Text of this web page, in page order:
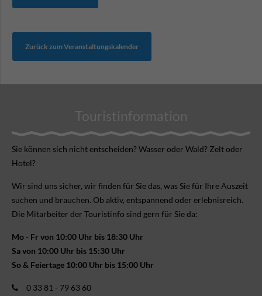
Zurück zum Veranstaltungskalender
Touristinformation
Sie können sich nicht ent­scheiden? Wasser oder Wald? Zelt oder
Hotel?
Wir sind uns sicher, wir finden für Sie das, was Sie für Ihre Aus­zeit
suchen und brauchen. Ob aktiv, ent­spannend oder erlebnis­reich.
Die Mitarbeiter der Touristinfo sind gern für Sie da:
Mo - Fr von 10:00 Uhr bis 18:30 Uhr
Sa von 10:00 Uhr bis 15:30 Uhr
So & Feiertage 10:00 Uhr bis 15:00 Uhr
0 33 81 - 79 63 60